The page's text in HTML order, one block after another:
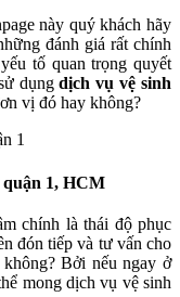
này quý khách hãy
đánh giá rất chính
tố quan trọng quyết
dụngdịch vụ vệ sinh
vị đó hay không?
quận 1, HCM
chính là thái độ phục
đón tiếp và tư vấn cho
Bởi nếu ngay ở
mong dịch vụ vệ sinh